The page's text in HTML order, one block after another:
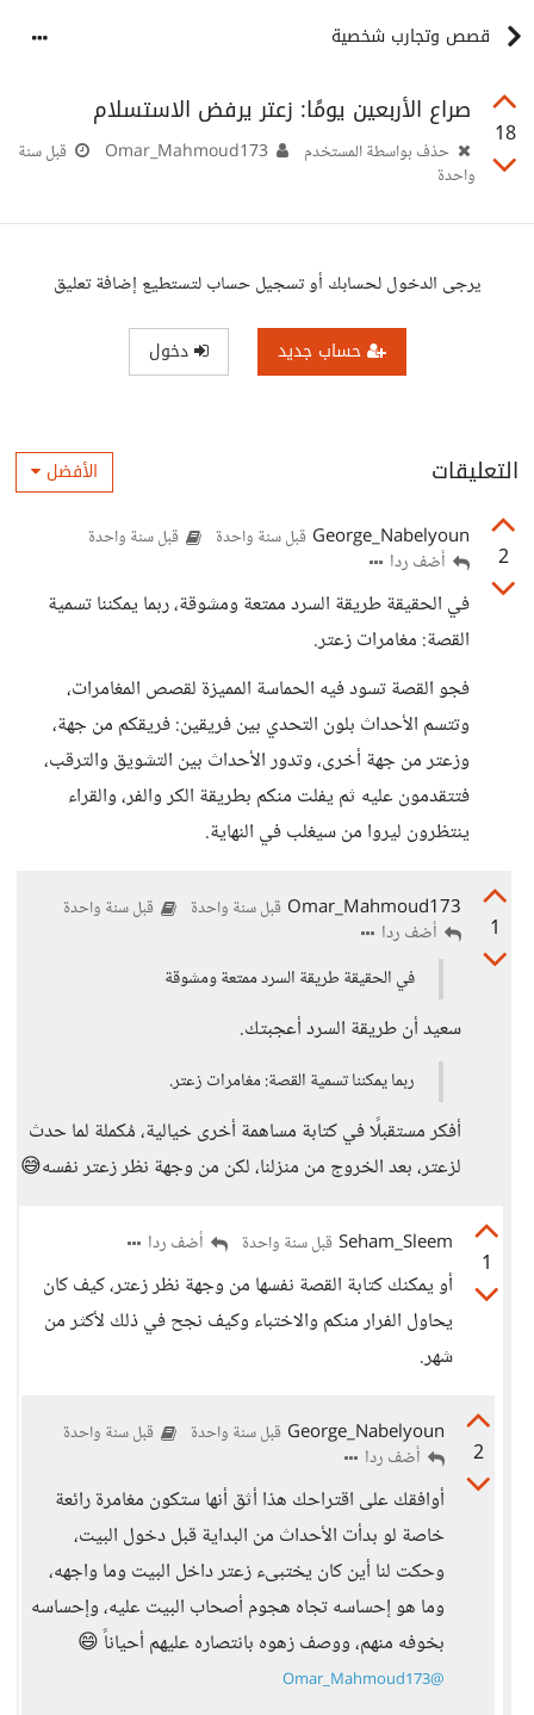
قصص وتجارب شخصية
18
صراع الأربعين يومًا: زعتر يرفض الاستسلام
حذف بواسطة المستخدم
قبل سنة
واحدة
يرجى الدخول لحسابك أو تسجيل حساب لتستطيع إضافة تعليق
حساب جديد دخول
التعليقات الأفضل
2
George_Nabelyoun قبل سنة واحدة قبل سنة واحدة
أضف ردا
في الحقيقة طريقة السرد ممتعة ومشوقة، ربما يمكننا تسمية
القصة: مغامرات زعتر.
فجو القصة تسود فيه الحماسة المميزة لقصص المغامرات،
وتتسم الأحداث بلون التحدي بين فريقين: فريقكم من جهة،
وزعتر من جهة أخرى، وتدور الأحداث بين التشويق والترقب،
فتتقدمون عليه ثم يفلت منكم بطريقة الكر والفر، والقراء
ينتظرون ليروا من سيغلب في النهاية.
1
Omar_Mahmoud173 قبل سنة واحدة قبل سنة واحدة
أضف ردا
في الحقيقة طريقة السرد ممتعة ومشوقة
سعيد أن طريقة السرد أعجبتك.
ربما يمكننا تسمية القصة: مغامرات زعتر.
أفكر مستقبلًا في كتابة مساهمة أخرى خيالية، مُكملة لما حدث
لزعتر، بعد الخروج من منزلنا، لكن من وجهة نظر زعتر نفسه😅
1
Seham_Sleem قبل سنة واحدة أضف ردا
أو يمكنك كتابة القصة نفسها من وجهة نظر زعتر، كيف كان
يحاول الفرار منكم والاختباء وكيف نجح في ذلك لأكثر من
شهر.
2
George_Nabelyoun قبل سنة واحدة قبل سنة واحدة
أضف ردا
أوافقك على اقتراحك هذا أثق أنها ستكون مغامرة رائعة
خاصة لو بدأت الأحداث من البداية قبل دخول البيت،
وحكت لنا أين كان يختبىء زعتر داخل البيت وما واجهه،
وما هو إحساسه تجاه هجوم أصحاب البيت عليه، وإحساسه
بخوفه منهم، ووصف زهوه بانتصاره عليهم أحياناً 😄
@Omar_Mahmoud173